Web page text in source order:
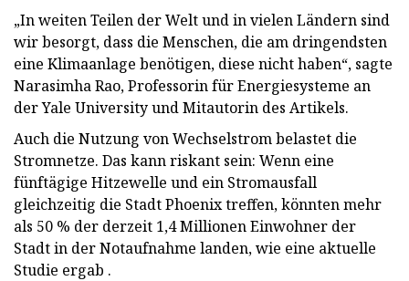
„In weiten Teilen der Welt und in vielen Ländern sind
wir besorgt, dass die Menschen, die am dringendsten
eine Klimaanlage benötigen, diese nicht haben“, sagte
Narasimha Rao, Professorin für Energiesysteme an
der Yale University und Mitautorin des Artikels.
Auch die Nutzung von Wechselstrom belastet die
Stromnetze. Das kann riskant sein: Wenn eine
fünftägige Hitzewelle und ein Stromausfall
gleichzeitig die Stadt Phoenix treffen, könnten mehr
als 50 % der derzeit 1,4 Millionen Einwohner der
Stadt in der Notaufnahme landen, wie eine aktuelle
Studie ergab .